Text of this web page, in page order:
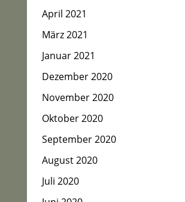
April 2021
März 2021
Januar 2021
Dezember 2020
November 2020
Oktober 2020
September 2020
August 2020
Juli 2020